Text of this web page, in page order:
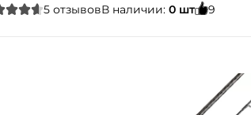
5 отзывовВ наличии: 0 шт 9